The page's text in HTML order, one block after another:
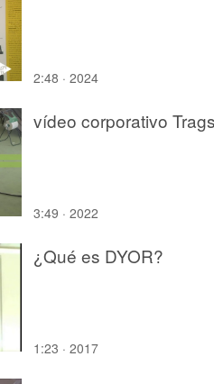
2:48 · 2024
vídeo corporativo
3:49 · 2022
¿Qué es DYOR?
1:23 · 2017